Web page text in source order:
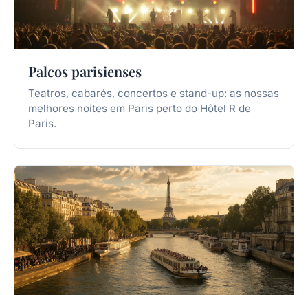
Palcos parisienses
Teatros, cabarés, concertos e stand-up: as nossas
melhores noites em Paris perto do Hôtel R de
Paris.